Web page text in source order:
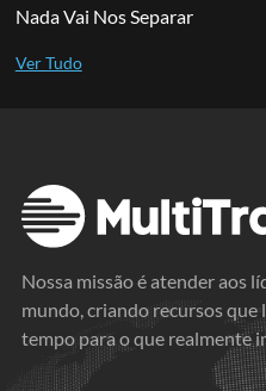
Nada Vai Nos Separar
Nossa missão é atender aos
mundo, criando recursos
tempo para o que realmente